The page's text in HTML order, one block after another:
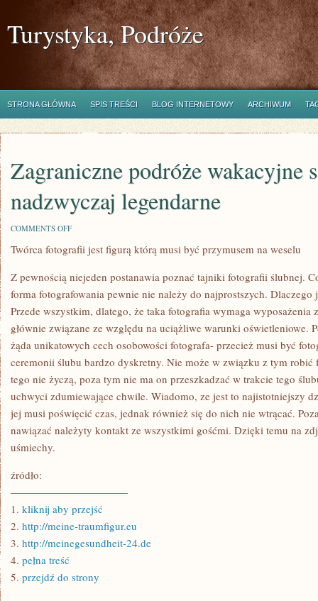
Turystyka, Podróże
STRONA GŁÓWNA SPIS TREŚCI BLOG INTERNETOWY ARCHIWUM
Zagraniczne podróże wakacyjne
nadzwyczaj legendarne
COMMENTS OFFON
PODRÓŻE
WAKACYJNE
JUŻ
NADZWYCZAJ
LEGENDARNE
Twórca fotografii jest figurą którą musi być przymusem na weselu
Z pewnością niejeden postanawia poznać tajniki fotografii ślubnej.
forma fotografowania pewnie nie należy do najprostszych. Dlaczego
Przede wszystkim, dlatego, że taka fotografia wymaga wyposażenia
głównie związane ze względu na uciążliwe warunki oświetleniowe.
żąda unikatowych cech osobowości fotografa- przecież musi być
ceremonii ślubu bardzo dyskretny. Nie może w związku z tym
tego nie życzą, poza tym nie ma on przeszkadzać w trakcie tego
uchwyci zdumiewające chwile. Wiadomo, ze jest to najistotniejszy
jej musi poświęcić czas, jednak również się do nich nie wtrącać.
nawiązać należyty kontakt ze wszystkimi gośćmi. Dzięki temu na
uśmiechy.
źródło:
———————————
1. kliknij aby przejść
2. http://meine-traumfigur.eu
3. http://meinegesundheit-24.de
4. pełna treść
5. przejdź do strony